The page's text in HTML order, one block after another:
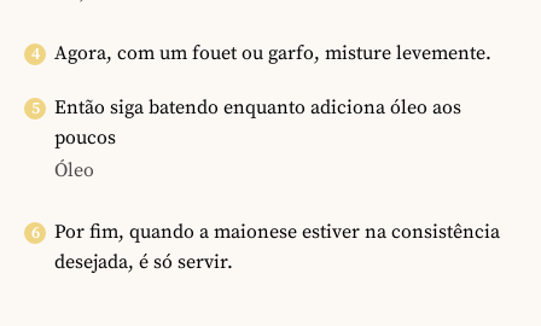
Agora, com um fouet ou garfo, misture levemente.
Então siga batendo enquanto adiciona óleo aos
poucos
Óleo
Por fim, quando a maionese estiver na consistência
desejada, é só servir.